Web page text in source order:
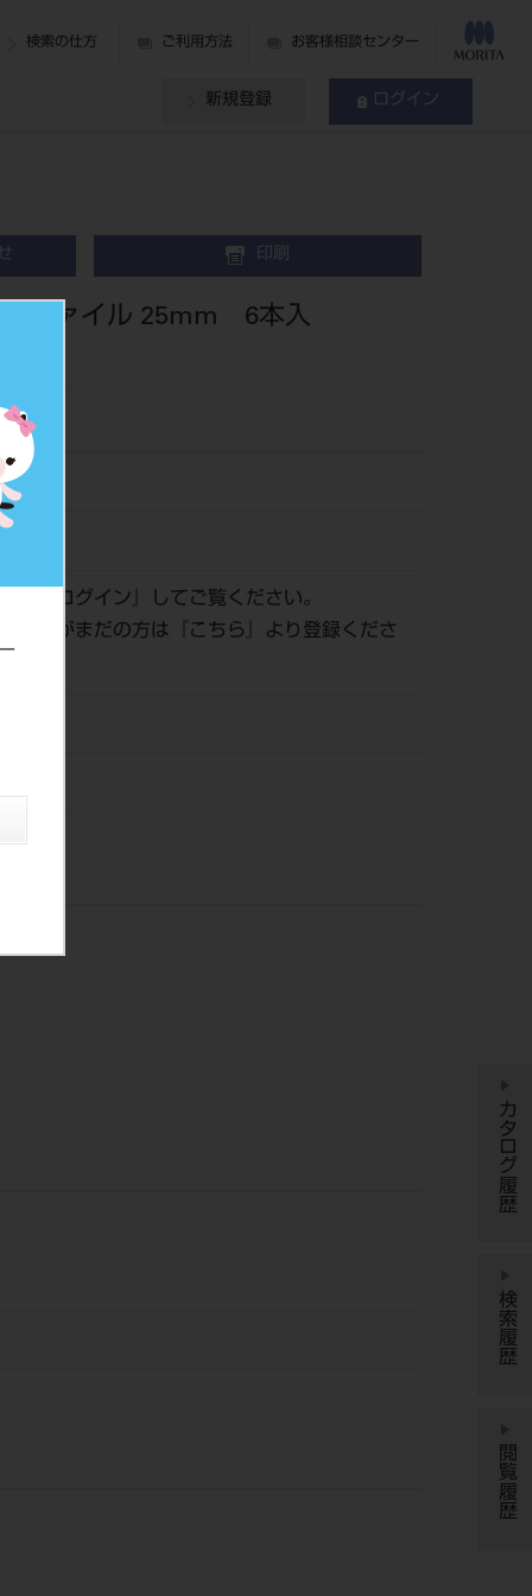
検索の仕方 ご利用方法 お客様相談センター
新規登録 ログイン
印刷
Hファイル 25mm 6本入
ログイン 』してご覧ください。
登録がまだの方は『
こちら 』より登録くださ
カタログ履歴
検索履歴
閲覧履歴